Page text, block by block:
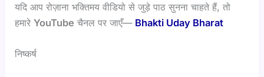
यदि आप रोज़ाना भक्तिमय वीडियो से जुड़े पाठ सुनना चाहते हैं, तो
हमारेYouTube चैनल पर जाएँ— Bhakti Uday Bharat
निष्कर्ष